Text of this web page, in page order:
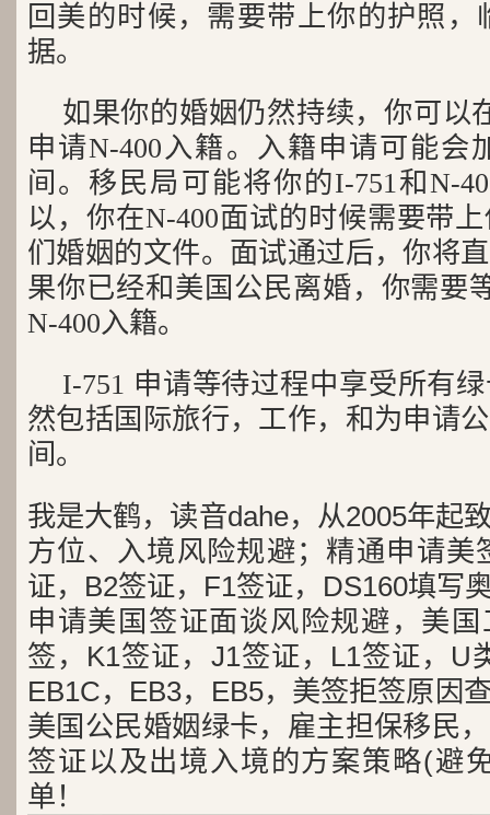
回美的时候，需要带上你的护照，
据。
如果你的婚姻仍然持续，你可以
申请N-400入籍。入籍申请可能会
间。移民局可能将你的I-751和N-
以，你在N-400面试的时候需要带
们婚姻的文件。面试通过后，你将
果你已经和美国公民离婚，你需要
N-400入籍。
I-751 申请等待过程中享受所有
然包括国际旅行，工作，和为申请
间。
我是大鹤，读音dahe，从2005年起
方位、入境风险规避；精通申请美
证，B2签证，F1签证，DS160填写
申请美国签证面谈风险规避，美
签，K1签证，J1签证，L1签证，U
EB1C，EB3，EB5，美签拒签原因
美国公民婚姻绿卡，雇主担保移民
签证以及出境入境的方案策略(避
单！